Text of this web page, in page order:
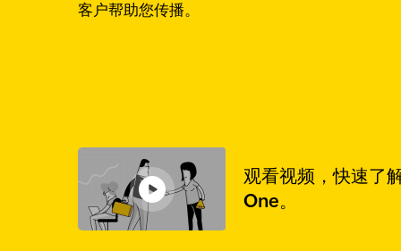
客户帮助您传播。
观看视频，快速了
One。